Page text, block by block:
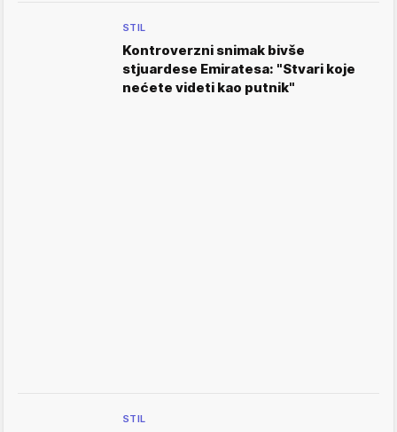
STIL
Kontroverzni snimak bivše
stjuardese Emiratesa: "Stvari koje
nećete videti kao putnik"
STIL